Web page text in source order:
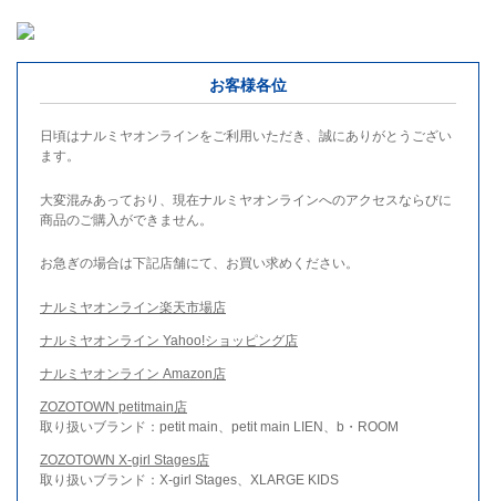
お客様各位
日頃はナルミヤオンラインをご利用いただき、誠にありがとうござい
ます。
大変混みあっており、現在ナルミヤオンラインへのアクセスならびに
商品のご購入ができません。
お急ぎの場合は下記店舗にて、お買い求めください。
ナルミヤオンライン楽天市場店
ナルミヤオンライン Yahoo!ショッピング店
ナルミヤオンライン Amazon店
ZOZOTOWN petitmain店
取り扱いブランド：petit main、petit main LIEN、b・ROOM
ZOZOTOWN X-girl Stages店
取り扱いブランド：X-girl Stages、XLARGE KIDS